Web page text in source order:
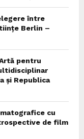
între
Berlin –
pentru
și Republica
cu
de film